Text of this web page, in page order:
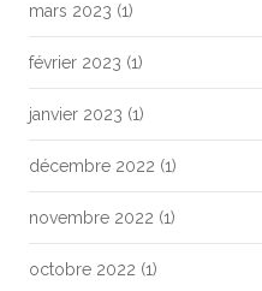
mars 2023 (1)
février 2023 (1)
janvier 2023 (1)
décembre 2022 (1)
novembre 2022 (1)
octobre 2022 (1)